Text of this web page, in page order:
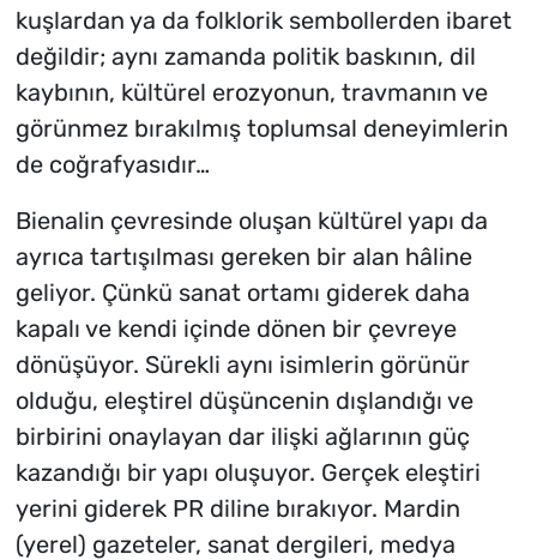
kuşlardan ya da folklorik sembollerden ibaret
değildir; aynı zamanda politik baskının, dil
kaybının, kültürel erozyonun, travmanın ve
görünmez bırakılmış toplumsal deneyimlerin
de coğrafyasıdır…
Bienalin çevresinde oluşan kültürel yapı da
ayrıca tartışılması gereken bir alan hâline
geliyor. Çünkü sanat ortamı giderek daha
kapalı ve kendi içinde dönen bir çevreye
dönüşüyor. Sürekli aynı isimlerin görünür
olduğu, eleştirel düşüncenin dışlandığı ve
birbirini onaylayan dar ilişki ağlarının güç
kazandığı bir yapı oluşuyor. Gerçek eleştiri
yerini giderek PR diline bırakıyor. Mardin
(yerel) gazeteler, sanat dergileri, medya